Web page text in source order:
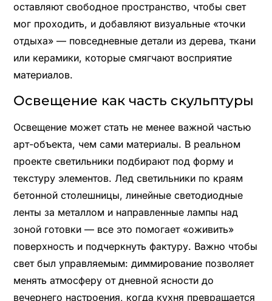
оставляют свободное пространство, чтобы свет
мог проходить, и добавляют визуальные «точки
отдыха» — повседневные детали из дерева, ткани
или керамики, которые смягчают восприятие
материалов.
Освещение как часть скульптуры
Освещение может стать не менее важной частью
арт-объекта, чем сами материалы. В реальном
проекте светильники подбирают под форму и
текстуру элементов. Лед светильники по краям
бетонной столешницы, линейные светодиодные
ленты за металлом и направленные лампы над
зоной готовки — все это помогает «оживить»
поверхность и подчеркнуть фактуру. Важно чтобы
свет был управляемым: диммирование позволяет
менять атмосферу от дневной ясности до
вечернего настроения, когда кухня превращается